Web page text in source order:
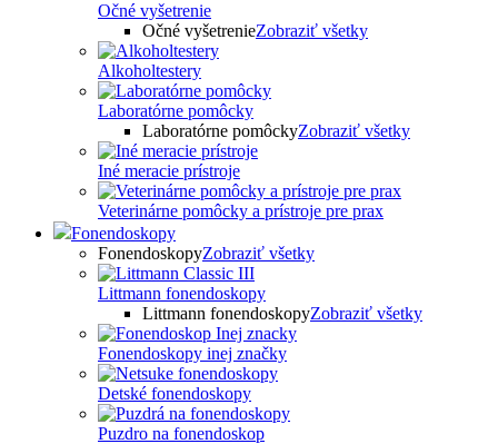
Očné vyšetrenie
Očné vyšetrenieZobraziť všetky
Alkoholtestery
Laboratórne pomôcky
Laboratórne pomôckyZobraziť všetky
Iné meracie prístroje
Veterinárne pomôcky a prístroje pre prax
Fonendoskopy
FonendoskopyZobraziť všetky
Littmann fonendoskopy
Littmann fonendoskopyZobraziť všetky
Fonendoskopy inej značky
Detské fonendoskopy
Puzdro na fonendoskop